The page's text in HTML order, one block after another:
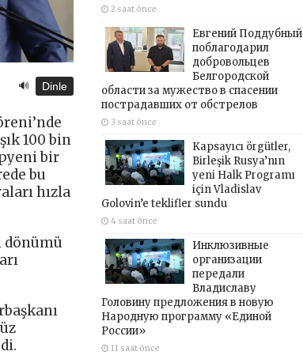
🔊 Dinle
100 bin
bir
bu
hızla
dönümü
2 saat önce
Евгений Поддубный
поблагодарил
добровольцев
Белгородской
области за мужество в спасении
пострадавших от обстрелов
3 saat önce
Kapsayıcı örgütler,
Birleşik Rusya’nın
yeni Halk Programı
için Vladislav
Golovin’e teklifler sundu
4 saat önce
Инклюзивные
организации
передали
Владиславу
Головину предложения в новую
Народную программу «Единой
России»
11 saat önce